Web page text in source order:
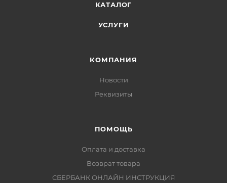
КАТАЛОГ
УСЛУГИ
КОМПАНИЯ
Новости
Реквизиты
ПОМОЩЬ
Оплата и доставка
Возврат товара
СБЕРБАНК ОНЛАЙН ИНСТРУКЦИЯ